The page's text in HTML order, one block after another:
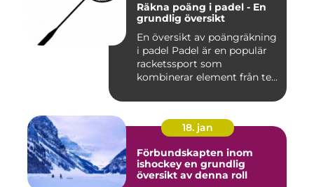
Räkna poäng i padel - En
grundlig översikt
En översikt av poängräkning
i padel Padel är en populär
racketssport som
kombinerar element från te...
18. jan
Förbundskapten inom
ishockey en grundlig
översikt av denna roll